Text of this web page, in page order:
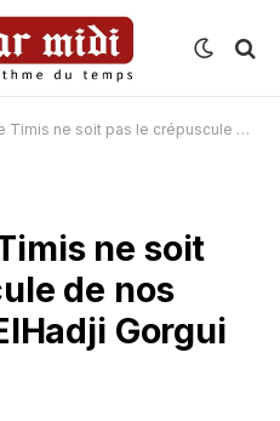
le crépuscule de nos espoirs ! (par ElHadji Gorgui Wade Ndoye)
ne soit
de nos
Gorgui